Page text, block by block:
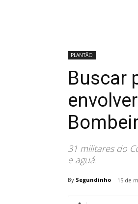
PLANTÃO
Buscar
31 militares do
e aguá.
By Segundinho 15 de